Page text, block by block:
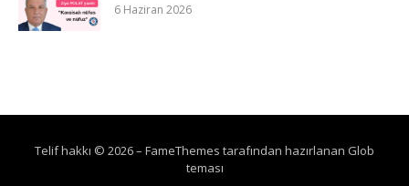
6 Haziran 2026
Telif hakkı © 2026– FameThemes tarafından hazırlanan Glob
teması